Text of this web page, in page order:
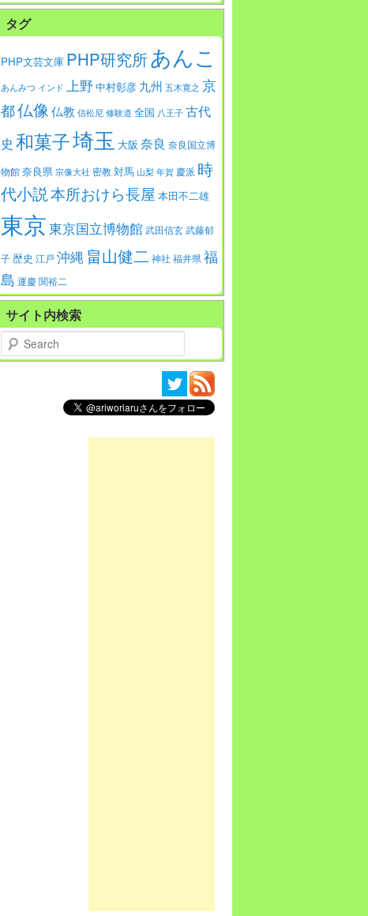
タグ
PHP文芸文庫 PHP研究所あんこ
あんみつ インド 上野 中村彰彦 九州 五木寛之 京
都仏像仏教 信松尼 修験道 全国 八王子 古代
史 和菓子埼玉 大阪 奈良 奈良国立博
物館奈良県 宗像大社 密教対馬 山梨 年賀 慶派 時
代小説本所おけら長屋 本田不二雄
東京東京国立博物館武田信玄武藤郁
子歴史 江戸沖縄 畠山健二 神社 福井県 福
島 運慶 関裕二
サイト内検索
Search